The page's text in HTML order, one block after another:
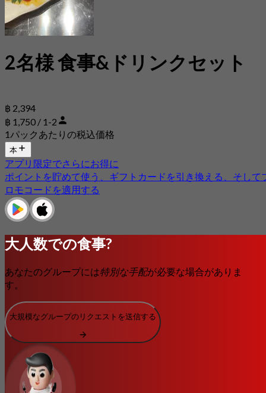
2名様 食事&ドリンクセット
฿ 2,394
฿ 1,750 / 1-2
1パックあたりの税込価格
本
アプリ限定でさらにお得に
ポイントを貯めて使う、ギフトカードを引き換える、そして
ロモコードを適用する
大人数での食事?
あなたのグループには特別な手配が必要な場合がありま
す。
大規模なグループのリクエストを送信する